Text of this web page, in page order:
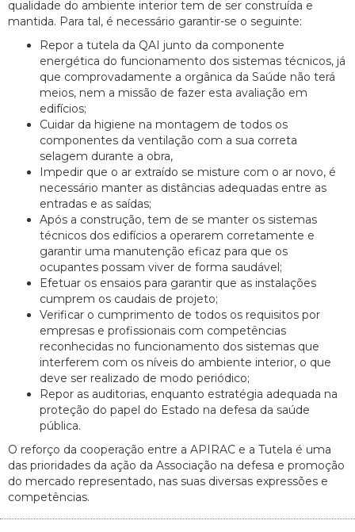
qualidade do ambiente interior tem de ser construída e
mantida. Para tal, é necessário garantir-se o seguinte:
Repor a tutela da QAI junto da componente
energética do funcionamento dos sistemas técnicos, já
que comprovadamente a orgânica da Saúde não terá
meios, nem a missão de fazer esta avaliação em
edifícios;
Cuidar da higiene na montagem de todos os
componentes da ventilação com a sua correta
selagem durante a obra,
Impedir que o ar extraído se misture com o ar novo, é
necessário manter as distâncias adequadas entre as
entradas e as saídas;
Após a construção, tem de se manter os sistemas
técnicos dos edifícios a operarem corretamente e
garantir uma manutenção eficaz para que os
ocupantes possam viver de forma saudável;
Efetuar os ensaios para garantir que as instalações
cumprem os caudais de projeto;
Verificar o cumprimento de todos os requisitos por
empresas e profissionais com competências
reconhecidas no funcionamento dos sistemas que
interferem com os níveis do ambiente interior, o que
deve ser realizado de modo periódico;
Repor as auditorias, enquanto estratégia adequada na
proteção do papel do Estado na defesa da saúde
pública.
O reforço da cooperação entre a APIRAC e a Tutela é uma
das prioridades da ação da Associação na defesa e promoção
do mercado representado, nas suas diversas expressões e
competências.